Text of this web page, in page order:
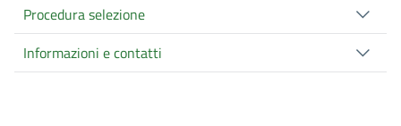
Procedura selezione
Informazioni e contatti